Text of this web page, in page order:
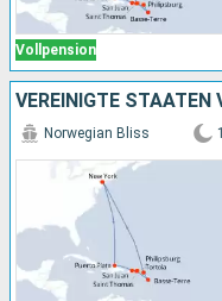
Vollpension
Norwegian Bliss